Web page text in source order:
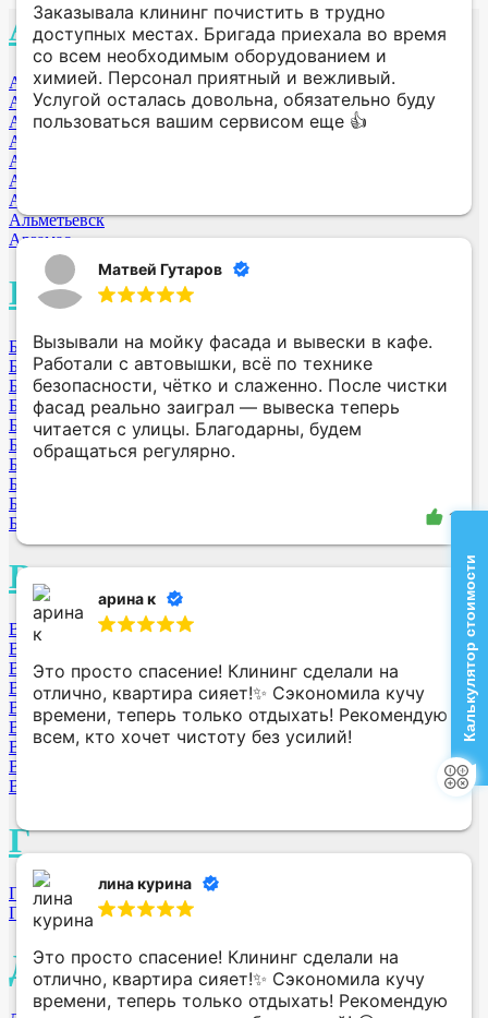
А
Ангарск
Архангельск
Абакан
Астрахань
Ачинск
Анжеро-Судженск
Анапа
Альметьевск
Арзамас
Б
Барнаул
Благовещенск
Братск
Белгород
Балашиха МО
Бийск
Биробиджан
Брянск
Бердск
Бузулук
В
Воронеж
Владивосток
Волгоград
Владимир
Волжский
Владикавказ
Вологда
Великий Новгород
Всеволожск
Г
Гурьевск
Горно-Алтайск
Д
Заказывала клининг почистить в трудно
доступных местах. Бригада приехала во время
со всем необходимым оборудованием и
химией. Персонал приятный и вежливый.
Услугой осталась довольна, обязательно буду
пользоваться вашим сервисом еще 👍
Матвей Гутаров
Вызывали на мойку фасада и вывески в кафе.
Работали с автовышки, всё по технике
безопасности, чётко и слаженно. После чистки
фасад реально заиграл — вывеска теперь
читается с улицы. Благодарны, будем
обращаться регулярно.
1
арина к
Это просто спасение! Клининг сделали на
отлично, квартира сияет!✨ Сэкономила кучу
времени, теперь только отдыхать! Рекомендую
всем, кто хочет чистоту без усилий!
лина курина
Это просто спасение! Клининг сделали на
отлично, квартира сияет!✨ Сэкономила кучу
времени, теперь только отдыхать! Рекомендую
Калькулятор стоимости